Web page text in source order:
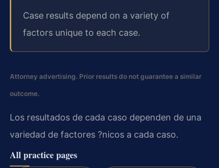
Case results depend on a variety of
factors unique to each case.
Attorney advertising. Prior results do not guarantee a similar
outcome.
Los resultados de cada caso dependen de una
variedad de factores ?nicos a cada caso.
All practice pages